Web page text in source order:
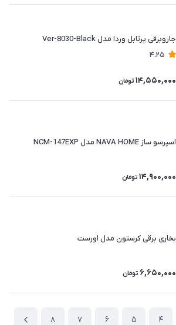
جاروبرقی پرتابل وردا مدل Ver-8030-Black
4.25
14,550,000 تومان
اسپرسو ساز NAVA HOME مدل NCM-147EXP
14,900,000 تومان
بخاری برقی کرستون مدل اورست
6,650,000 تومان
4
5
6
7
8